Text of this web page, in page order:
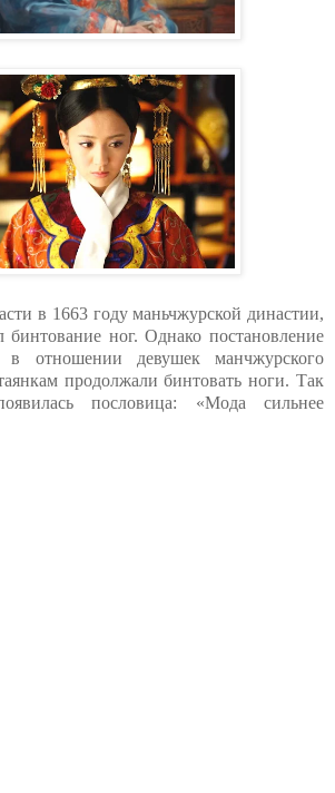
в 1663 году маньчжурской династии,
бинтование ног. Однако постановление
в отношении девушек манчжурского
продолжали бинтовать ноги. Так
пословица: «Мода сильнее